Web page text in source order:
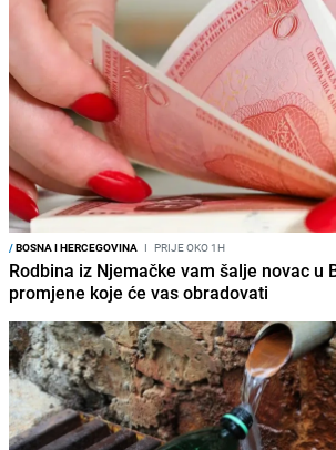
/BOSNA I HERCEGOVINA I PRIJE OKO 1H
Rodbina iz Njemačke vam šalje novac u
promjene koje će vas obradovati